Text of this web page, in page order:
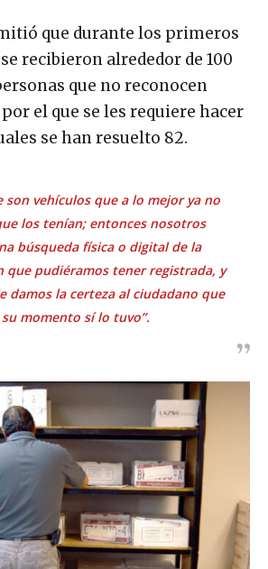
que durante los primeros
recibieron alrededor de 100
que no reconocen
el que se les requiere hacer
se han resuelto 82.
son vehículos que a lo mejor ya no
los tenían; entonces nosotros
búsqueda física o digital de la
que pudiéramos tener registrada, y
damos la certeza al ciudadano que
momento sí lo tuvo”.